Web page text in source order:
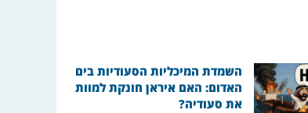
השמדת המיכליות הסעודיות בים
האדום: האם איראן חונקת למוות
את סעודיה?